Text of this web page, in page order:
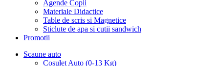
Agende Copii
Materiale Didactice
Table de scris si Magnetice
Sticlute de apa si cutii sandwich
Promotii
Scaune auto
Cosulet Auto (0-13 Kg)